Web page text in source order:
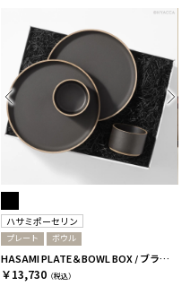
ハサミポーセリン
プレート ボウル
HASAMI PLATE＆BOWL BOX / ブラック［ハサミポーセリン］
￥13,730 （税込）